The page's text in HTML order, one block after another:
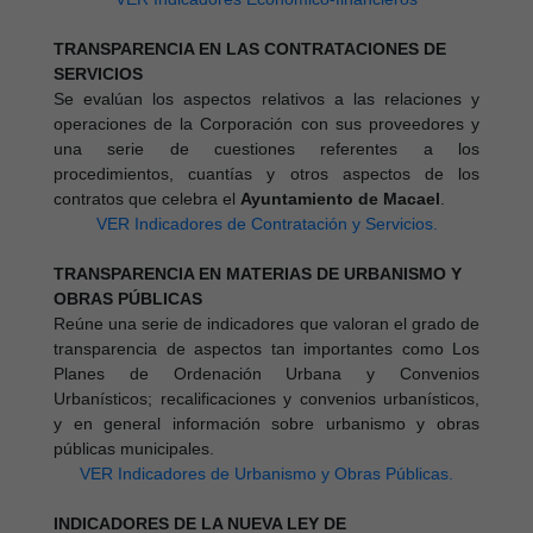
TRANSPARENCIA EN LAS CONTRATACIONES DE
SERVICIOS
Se evalúan los aspectos relativos a las relaciones y
operaciones de la Corporación con sus proveedores y
una serie de cuestiones referentes a los
procedimientos, cuantías y otros aspectos de los
contratos que celebra el Ayuntamiento de Macael
VER Indicadores de Contratación y Servicios.
TRANSPARENCIA EN MATERIAS DE URBANISMO Y
OBRAS PÚBLICAS
Reúne una serie de indicadores que valoran el grado de
transparencia de aspectos tan importantes como Los
Planes de Ordenación Urbana y Convenios
Urbanísticos; recalificaciones y convenios urbanísticos,
y en general información sobre urbanismo y obras
públicas municipales.
VER Indicadores de Urbanismo y Obras Públicas.
INDICADORES DE LA NUEVA LEY DE